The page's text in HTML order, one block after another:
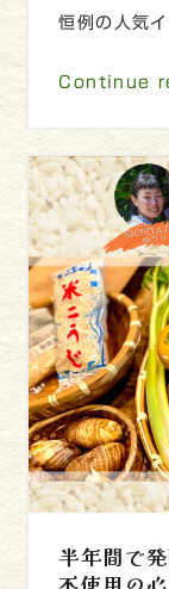
恒例の人気
Continue
半年間で